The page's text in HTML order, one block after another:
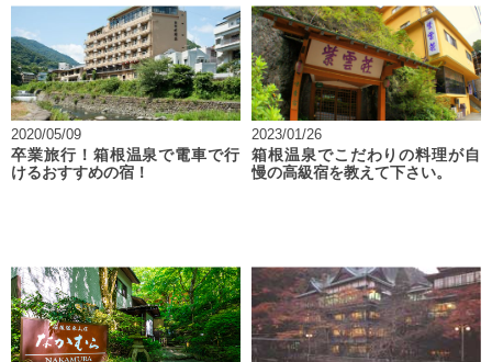
2020/05/09
卒業旅行！箱根温泉で電車で行
けるおすすめの宿！
2023/01/26
箱根温泉でこだわりの料理が自
慢の高級宿を教えて下さい。